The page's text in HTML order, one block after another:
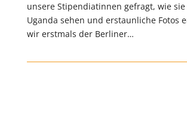
unsere Stipendiatinnen gefragt, wie
Uganda sehen und erstaunliche Fotos
wir erstmals der Berliner…